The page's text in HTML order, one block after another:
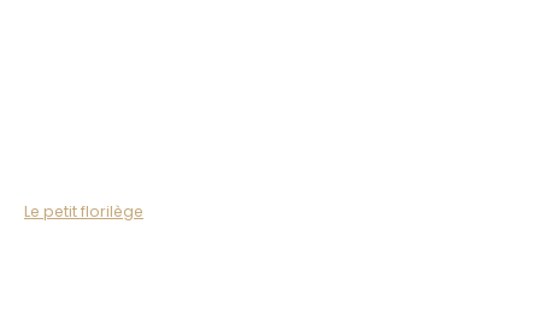
Le petit florilège